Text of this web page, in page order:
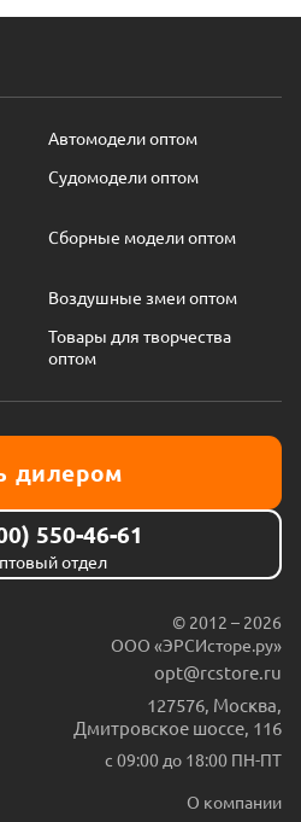
Автомодели оптом
Судомодели оптом
Сборные модели оптом
Воздушные змеи оптом
Товары для творчества
оптом
дилером
550-46-61
отдел
© 2012 – 2026
ООО «ЭРСИсторе.ру»
opt@rcstore.ru
127576 Москва
Дмитровское шоссе, 116
с 09:00 до 18:00 ПН-ПТ
О компании